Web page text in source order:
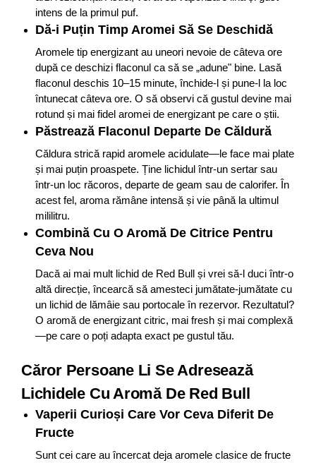
intens de la primul puf.
Dă-i Puțin Timp Aromei Să Se Deschidă
Aromele tip energizant au uneori nevoie de câteva ore
după ce deschizi flaconul ca să se „adune" bine. Lasă
flaconul deschis 10–15 minute, închide-l și pune-l la loc
întunecat câteva ore. O să observi că gustul devine mai
rotund și mai fidel aromei de energizant pe care o știi.
Păstrează Flaconul Departe De Căldură
Căldura strică rapid aromele acidulate—le face mai plate
și mai puțin proaspete. Ține lichidul într-un sertar sau
într-un loc răcoros, departe de geam sau de calorifer. În
acest fel, aroma rămâne intensă și vie până la ultimul
mililitru.
Combină Cu O Aromă De Citrice Pentru
Ceva Nou
Dacă ai mai mult lichid de Red Bull și vrei să-l duci într-o
altă direcție, încearcă să amesteci jumătate-jumătate cu
un lichid de lămâie sau portocale în rezervor. Rezultatul?
O aromă de energizant citric, mai fresh și mai complexă
—pe care o poți adapta exact pe gustul tău.
Căror Persoane Li Se Adresează
Lichidele Cu Aromă De Red Bull
Vaperii Curioși Care Vor Ceva Diferit De
Fructe
Sunt cei care au încercat deja aromele clasice de fructe